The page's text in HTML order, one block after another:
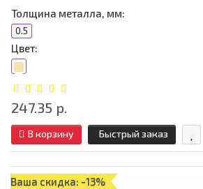
Толщина металла, мм:
0.5
Цвет:
247.35 р.
В корзину Быстрый заказ
Ваша скидка: -13%